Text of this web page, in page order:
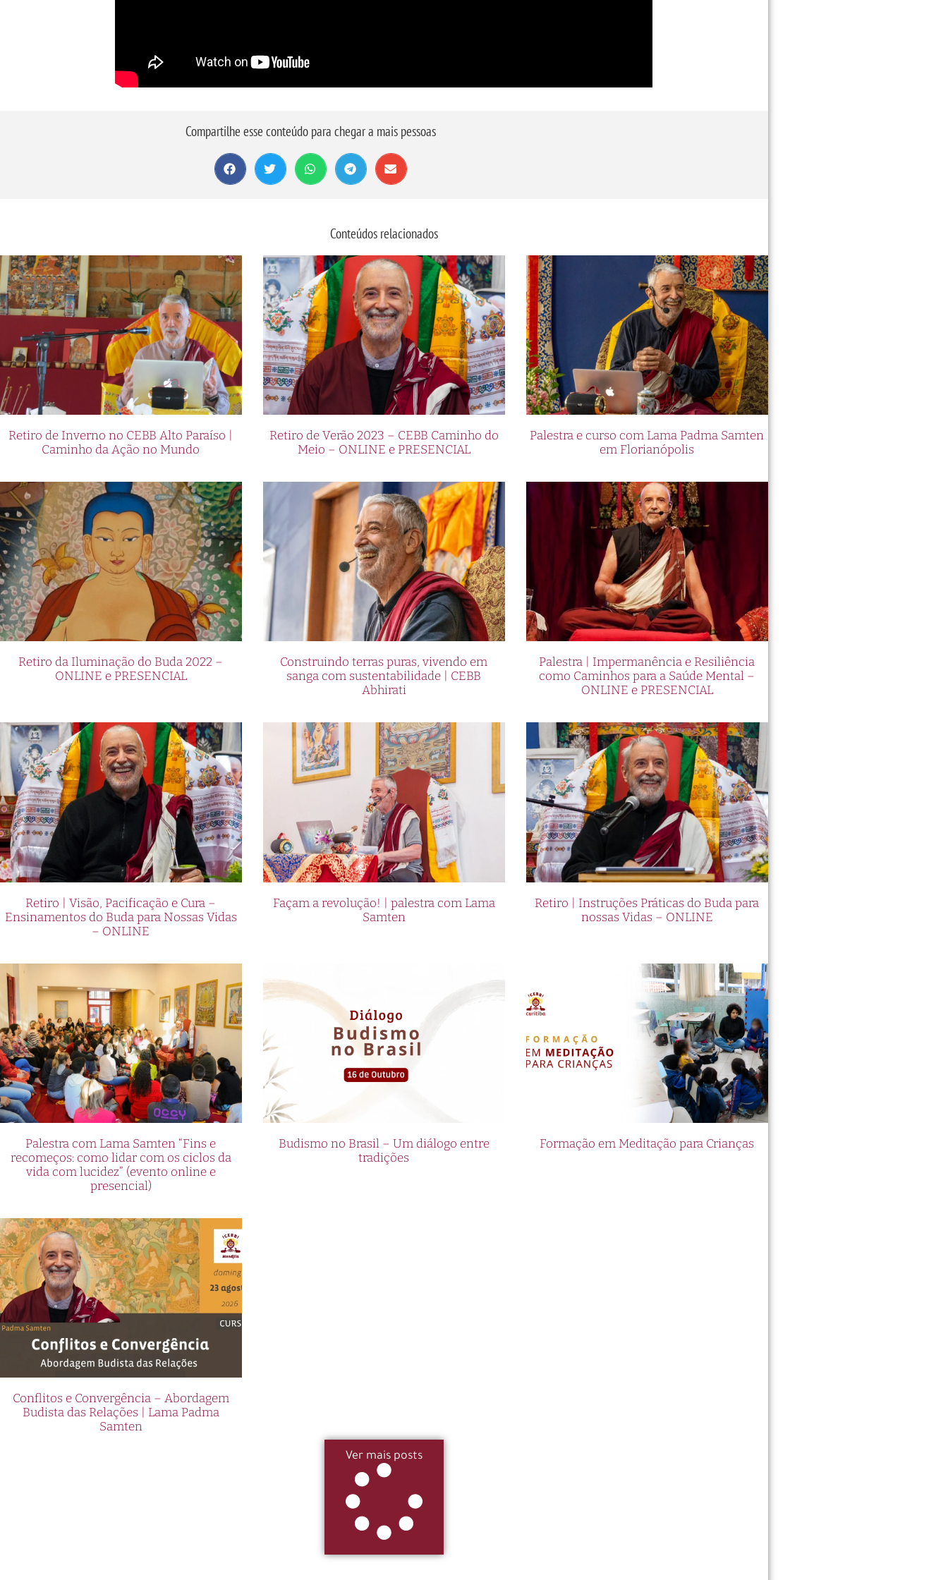
Compartilhe esse conteúdo para chegar a mais pessoas
Conteúdos relacionados
Retiro de Inverno no CEBB Alto Paraíso |
Caminho da Ação no Mundo
Retiro de Verão 2023 – CEBB Caminho do
Meio – ONLINE e PRESENCIAL
Palestra e curso com Lama Padma Samten
em Florianópolis
Retiro da Iluminação do Buda 2022 –
ONLINE e PRESENCIAL
Construindo terras puras, vivendo em
sanga com sustentabilidade | CEBB
Abhirati
Palestra | Impermanência e Resiliência
como Caminhos para a Saúde Mental –
ONLINE e PRESENCIAL
Retiro | Visão, Pacificação e Cura –
Ensinamentos do Buda para Nossas Vidas
– ONLINE
Façam a revolução! | palestra com Lama
Samten
Retiro | Instruções Práticas do Buda para
nossas Vidas – ONLINE
Palestra com Lama Samten “Fins e
recomeços: como lidar com os ciclos da
vida com lucidez” (evento online e
presencial)
Budismo no Brasil – Um diálogo entre
tradições
Formação em Meditação para Crianças
Conflitos e Convergência – Abordagem
Budista das Relações | Lama Padma
Samten
Ver mais posts